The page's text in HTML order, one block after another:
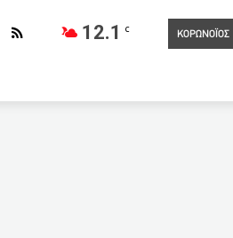
12.1 C
ΚΟΡΩΝΟΪΟΣ
Εφιαλτική πρόβλεψη: Ο
Πρόσκοπος του